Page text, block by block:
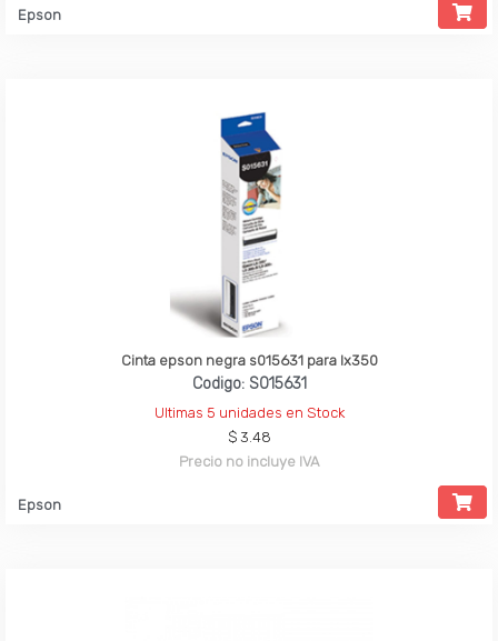
Epson
Cinta epson negra s015631 para lx350
Codigo: S015631
Ultimas 5 unidades en Stock
$ 3.48
Precio no incluye IVA
Epson